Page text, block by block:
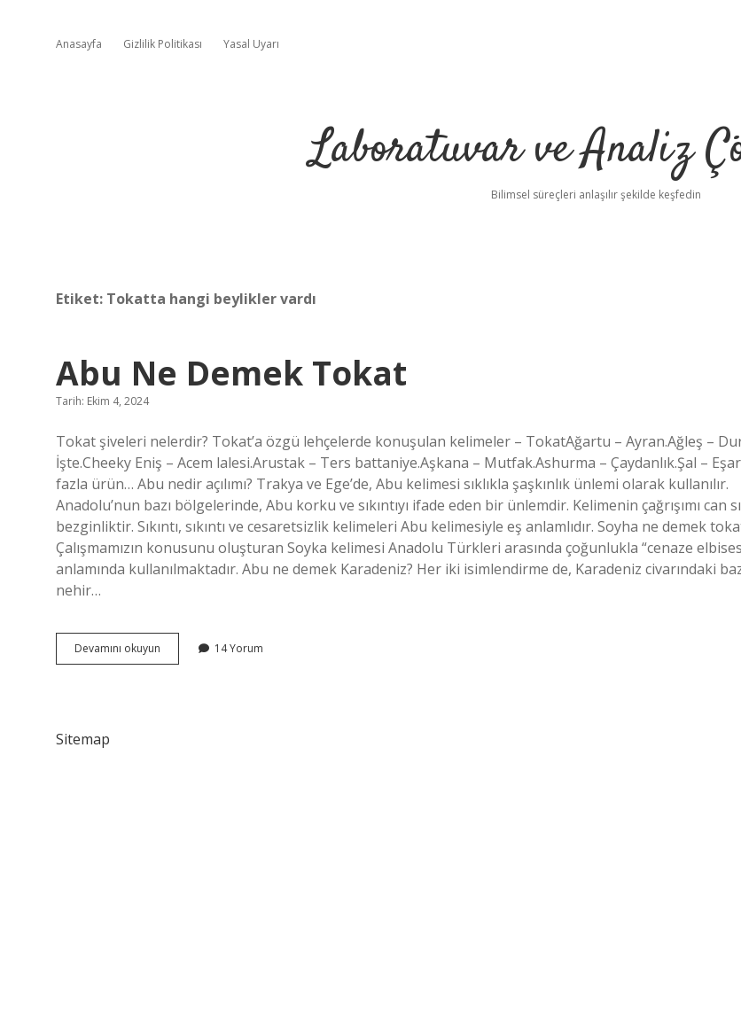
Anasayfa Gizlilik Politikası Yasal Uyarı
Laboratuvar ve Analiz
Bilimsel süreçleri anlaşılır şekilde keşfedin
Etiket: Tokatta hangi beylikler vardı
Abu Ne Demek Tokat
Tarih: Ekim 4, 2024
Tokat şiveleri nelerdir? Tokat’a özgü lehçelerde konuşulan kelimeler – TokatAğartu – Ayran.Ağleş –
İşte.Cheeky Eniş – Acem lalesi.Arustak – Ters battaniye.Aşkana – Mutfak.Ashurma – Çaydanlık.Şal –
fazla ürün… Abu nedir açılımı? Trakya ve Ege’de, Abu kelimesi sıklıkla şaşkınlık ünlemi olarak kullanılır.
Anadolu’nun bazı bölgelerinde, Abu korku ve sıkıntıyı ifade eden bir ünlemdir. Kelimenin çağrışımı can
bezginliktir. Sıkıntı, sıkıntı ve cesaretsizlik kelimeleri Abu kelimesiyle eş anlamlıdır. Soyha ne demek
Çalışmamızın konusunu oluşturan Soyka kelimesi Anadolu Türkleri arasında çoğunlukla “cenaze
anlamında kullanılmaktadır. Abu ne demek Karadeniz? Her iki isimlendirme de, Karadeniz civarındaki
nehir…
Devamını okuyun
Ne
14 Yorum
Sitemap